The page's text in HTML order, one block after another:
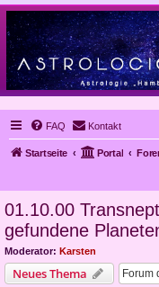
FAQ Kontakt
Startseite Portal
01.10.00
gefundene
Moderator: Karsten
Neues Thema